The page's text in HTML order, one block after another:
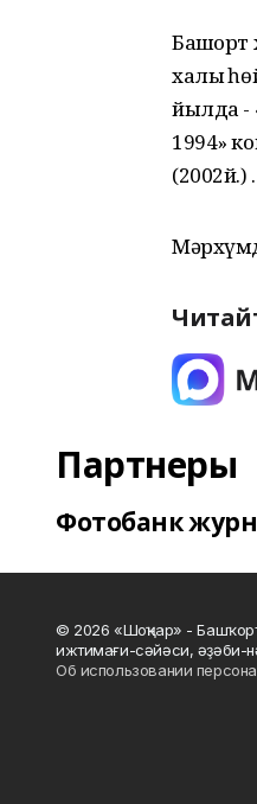
халыҡ
йылда -
1994»
(2002й.)
Партнеры
Фотобанк
© 2026 «Шоңҡар» -
ижтимағи-сәйәси, әҙәби-
Об использовании